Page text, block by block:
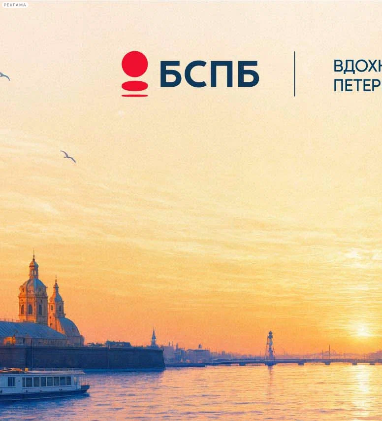
РЕКЛАМА
лекции
книги
Вышитые подзоры